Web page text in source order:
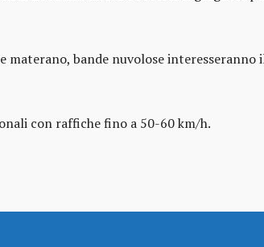
bande nuvolose
con raffiche fino a 50-60 km/h.